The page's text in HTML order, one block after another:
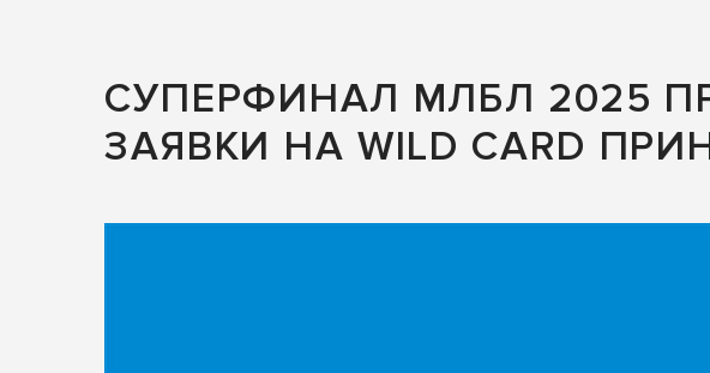
СУПЕРФИНАЛ МЛБЛ 2025
ЗАЯВКИ НА WILD CARD